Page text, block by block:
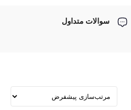
سوالات متداول